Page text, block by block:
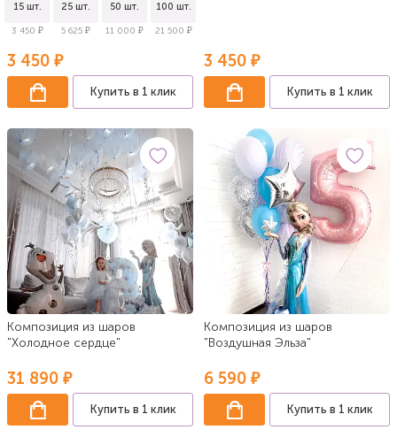
15 шт.
3 450 ₽
25 шт.
5 625 ₽
50 шт.
11 000 ₽
100 шт.
21 500 ₽
3 450 ₽
Купить в 1 клик
3 450 ₽
Купить в 1 клик
Композиция из шаров
"Холодное сердце"
31 890 ₽
Купить в 1 клик
Композиция из шаров
"Воздушная Эльза"
6 590 ₽
Купить в 1 клик